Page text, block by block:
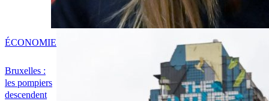
Bruxelles :
les pompiers
descendent
ÉCONOMIE